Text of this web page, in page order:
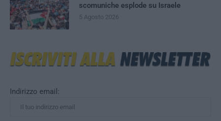
Indirizzo email:
scomuniche esplode su Israele
5 Agosto 2026